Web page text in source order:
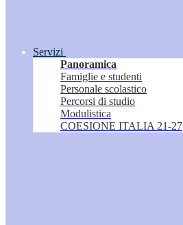
Servizi
Panoramica
Famiglie e studenti
Personale scolastico
Percorsi di studio
Modulistica
COESIONE ITALIA 21-27